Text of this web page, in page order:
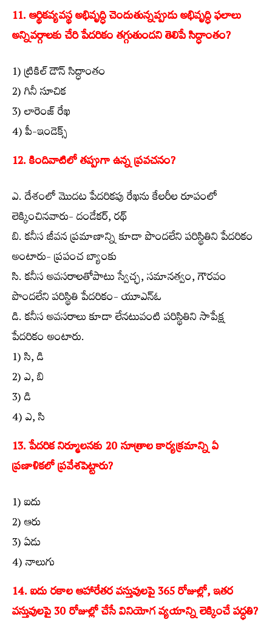
11. ఆర్థికవ్యవస్థ అభివృద్ధి చెందుతున్నప్పుడు అభివృద్ధి ఫలాలు
అన్నివర్గాలకు చేరి పేదరికం తగ్గుతుందని తెలిపే సిద్ధాంతం?
1) ట్రికిల్ డౌన్ సిద్ధాంతం
2) గినీ సూచిక
3) లారెంజ్ రేఖ
4) పీ-ఇండెక్స్
12. కిందివాటిలో తప్పుగా ఉన్న ప్రవచనం?
ఎ. దేశంలో మొదట పేదరికపు రేఖను కేలరీల రూపంలో
లెక్కించినవారు- దండేకర్, రథ్
బి. కనీస జీవన ప్రమాణాన్ని కూడా పొందలేని పరిస్థితిని పేదరికం
అంటారు- ప్రపంచ బ్యాంకు
సి. కనీస అవసరాలతోపాటు స్వేచ్ఛ, సమానత్వం, గౌరవం
పొందలేని పరిస్థితి పేదరికం- యూఎన్‌ఓ
డి. కనీస అవసరాలు కూడా లేనటువంటి పరిస్థితిని సాపేక్ష
పేదరికం అంటారు.
1) సి, డి
2) ఎ, బి
3) డి
4) ఎ, సి
13. పేదరిక నిర్మూలనకు 20 సూత్రాల కార్యక్రమాన్ని ఏ
ప్రణాళికలో ప్రవేశపెట్టారు?
1) ఐదు
2) ఆరు
3) ఏడు
4) నాలుగు
14. ఐదు రకాల ఆహారేతర వస్తువులపై 365 రోజుల్లో, ఇతర
వస్తువులపై 30 రోజుల్లో చేసే వినియోగ వ్యయాన్ని లెక్కించే పద్ధతి?